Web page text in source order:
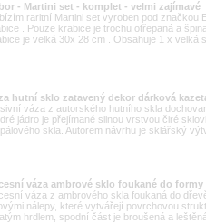
- Martini set - komplet - velmi zajímavé
raritní Martini set vyroben pod značkou
. Pouze krabice je trochu otřepaná a
je velká 30x 28 cm . Obsahuje 1 x velká
hutní sklo zatavený dekor dárková
váza z autorského hutního skla
jádro je přejímané silnou vrstvou čiré
skla. Autorem návrhu je sklářský
váza ambrové sklo foukané do
váza z ambrového skla foukaná do
nálepy, které vytvářejí povrchovou
hrdlem, spodní část je broušená a